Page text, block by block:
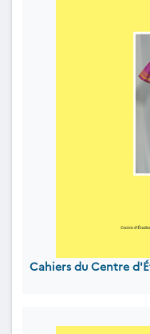
Cahiers du Centre